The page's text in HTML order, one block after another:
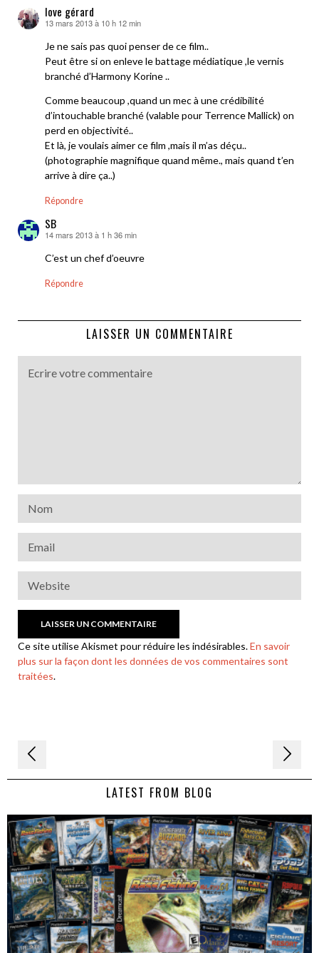
love gérard
dit :
13 mars 2013 à 10 h 12 min
Je ne sais pas quoi penser de ce film..
Peut être si on enleve le battage médiatique ,le vernis
branché d’Harmony Korine ..
Comme beaucoup ,quand un mec à une crédibilité
d’intouchable branché (valable pour Terrence Mallick) on
perd en objectivité..
Et là, je voulais aimer ce film ,mais il m’as déçu..
(photographie magnifique quand même., mais quand t’en
arrive à dire ça..)
Répondre
SB
dit :
14 mars 2013 à 1 h 36 min
C’est un chef d’oeuvre
Répondre
LAISSER UN COMMENTAIRE
Ce site utilise Akismet pour réduire les indésirables.En savoir
plus sur la façon dont les données de vos commentaires sont
traitées.
Navigation
de LATEST FROM BLOG